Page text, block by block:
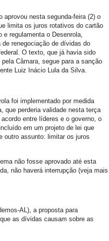
aprovou nesta segunda-feira (2) o
limita os juros rotativos do cartão
e regulamenta o Desenrola,
de renegociação de dívidas do
O texto, que já havia sido
pela Câmara, segue para a sanção
Luiz Inácio Lula da Silva.
foi implementado por medida
que perderia validade nesta terça
acordo entre líderes e o governo, o
em um projeto de lei que
outro assunto: limitar os juros
não fosse aprovado até esta
não haverá interrupção (veja mais
AL), a proposta para
as dívidas causam sobre as